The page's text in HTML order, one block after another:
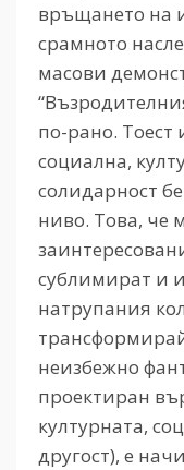
връщането на
срамното
масови
по-рано. Тоест
социална,
солидарност
ниво. Това, че
сублимират и
натрупания
неизбежно
проектиран
културната,
другост), е